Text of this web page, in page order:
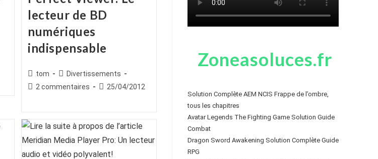
lecteur de BD
numériques
indispensable
Auteur/autrice
de
tom
Post
category:
Divertissements
Commentaires
publication :
2 commentaires
Publication
25/04/2012
Zoneasoluces.fr
Solution Complète AEM NCIS Frappe de l’ombre,
tous les chapitres
Avatar Legends The Fighting Game Solution Guide
Combat
Dragon Sword Awakening Solution Complète Guide
RPG